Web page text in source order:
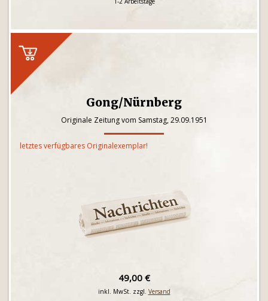
Gong/Nürnberg
Originale Zeitung vom Samstag, 29.09.1951
letztes verfügbares Originalexemplar!
49,00 €
inkl. MwSt. zzgl. Versand